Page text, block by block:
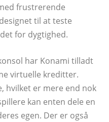
frustrerende
til at teste
for dygtighed.
har Konami tilladt
virtuelle kreditter.
hvilket er mere end nok
kan enten dele en
egen. Der er også